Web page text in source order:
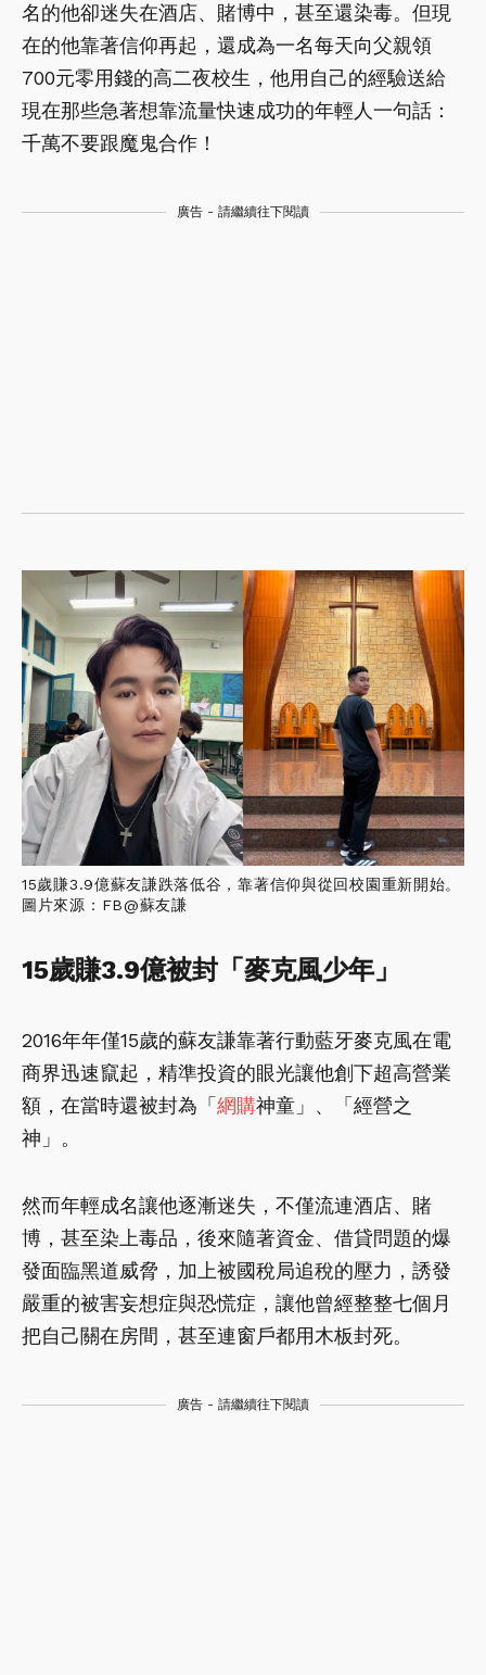
名的他卻迷失在酒店、賭博中，甚至還染毒。但現
在的他靠著信仰再起，還成為一名每天向父親領
700元零用錢的高二夜校生，他用自己的經驗送給
現在那些急著想靠流量快速成功的年輕人一句話：
千萬不要跟魔鬼合作！
廣告 - 請繼續往下閱讀
15歲賺3.9億蘇友謙跌落低谷，靠著信仰與從回校園重新開始。
圖片來源：FB@蘇友謙
15歲賺3.9億被封「麥克風少年」
2016年年僅15歲的蘇友謙靠著行動藍牙麥克風在電
商界迅速竄起，精準投資的眼光讓他創下超高營業
額，在當時還被封為「 網購神童」、「經營之
神」。
然而年輕成名讓他逐漸迷失，不僅流連酒店、賭
博，甚至染上毒品，後來隨著資金、借貸問題的爆
發面臨黑道威脅，加上被國稅局追稅的壓力，誘發
嚴重的被害妄想症與恐慌症，讓他曾經整整七個月
把自己關在房間，甚至連窗戶都用木板封死。
廣告 - 請繼續往下閱讀